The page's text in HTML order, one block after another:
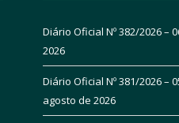
Diário Oficial Nº 382/2026 –
2026
Diário Oficial Nº 381/2026 –
agosto de 2026